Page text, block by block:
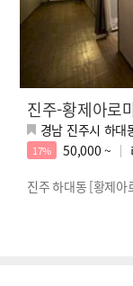
진주-황제아로
경남 진주시 하대
17% 50,000 ~
진주 하대동 [황제